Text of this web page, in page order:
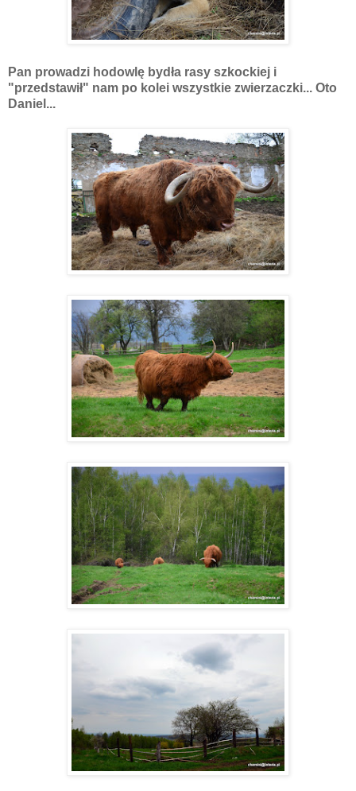
Pan prowadzi hodowlę bydła rasy szkockiej i
"przedstawił" nam po kolei wszystkie zwierzaczki... Oto
Daniel...